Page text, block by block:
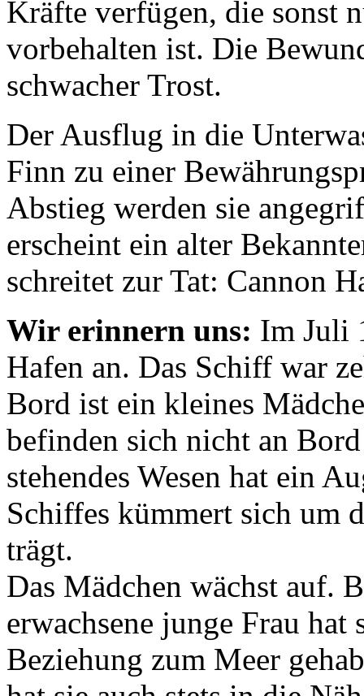
Kräfte verfügen, die sonst
vorbehalten ist. Die
schwacher Trost.
Der Ausflug in die
Finn zu einer
Abstieg werden sie
erscheint ein alter
schreitet zur Tat: Cannon
Wir erinnern uns: Im Juli
Hafen an. Das Schiff war
Bord ist ein kleines
befinden sich nicht an
stehendes Wesen hat ein
Schiffes kümmert sich um
trägt.
Das Mädchen wächst auf.
erwachsene junge Frau hat
Beziehung zum Meer